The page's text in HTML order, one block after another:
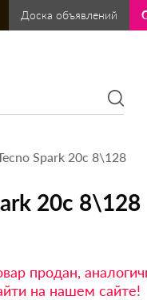
Доска объявлений
Spark 20c 8\128
20c 8\128
продан,
на нашем сайте!